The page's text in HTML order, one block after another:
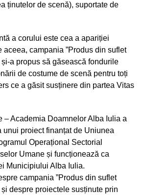
ținutelor de scenă), suportate de
a corului este cea a apariției
aceea, campania ”Produs din suflet
și-a propus să găsească fondurile
de costume de scenă pentru toți
ce a găsit susținere din partea Vitas
– Academia Doamnelor Alba Iulia a
unui proiect finanțat de Uniunea
Operațional Sectorial
Umane și funcționează ca
Municipiului Alba Iulia.
campania ”Produs din suflet
și despre proiectele susținute prin